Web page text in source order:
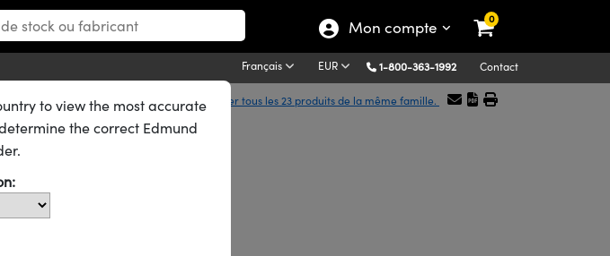
Mon compte 0
Français EUR 1-800-363-1992 Contact
Afficher tous les 23 produits de la même famille.
to adjust the quantity.
to view the most accurate
the correct Edmund